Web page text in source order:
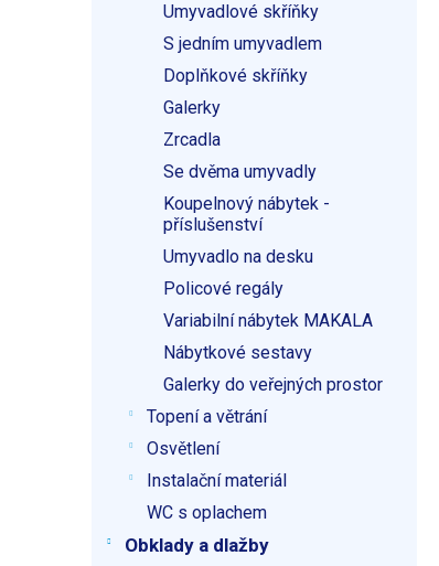
Umyvadlové skříňky
S jedním umyvadlem
Doplňkové skříňky
Galerky
Zrcadla
Se dvěma umyvadly
Koupelnový nábytek -
příslušenství
Umyvadlo na desku
Policové regály
Variabilní nábytek MAKALA
Nábytkové sestavy
Galerky do veřejných prostor
Topení a větrání
Osvětlení
Instalační materiál
WC s oplachem
Obklady a dlažby